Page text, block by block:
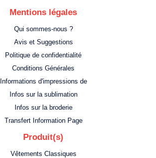
Mentions légales
Qui sommes-nous ?
Avis et Suggestions
Politique de confidentialité
Conditions Générales
Informations d'impressions de
Infos sur la sublimation
Infos sur la broderie
Transfert Information Page
Produit(s)
Vêtements Classiques